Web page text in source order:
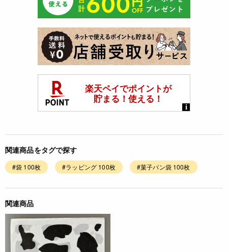
関連商品をタグで探す
#袋 100枚 #ラッピング 100枚 #菓子パン袋 100枚
関連商品